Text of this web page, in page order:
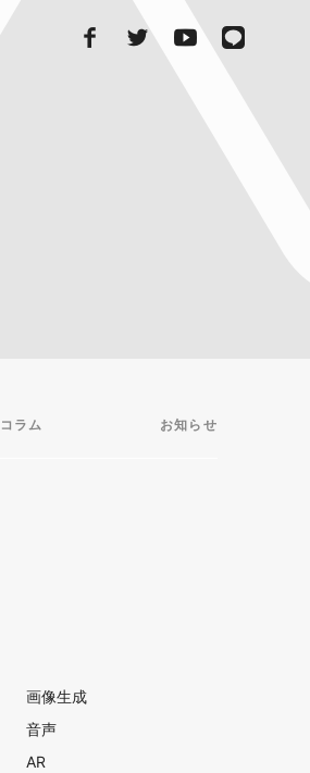
コラム お知らせ
画像生成
音声
AR